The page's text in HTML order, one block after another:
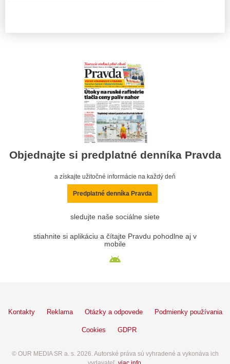
Objednajte si predplatné denníka Pravda
a získajte užitočné informácie na každý deň
Predplatné denníka Pravda
sledujte naše sociálne siete
stiahnite si aplikáciu a čítajte Pravdu pohodlne aj v
mobile
Kontakty Reklama Otázky a odpovede Podmienky používania
Cookies GDPR
© OUR MEDIA SR a. s. 2026. Autorské práva sú vyhradené a vykonáva ich